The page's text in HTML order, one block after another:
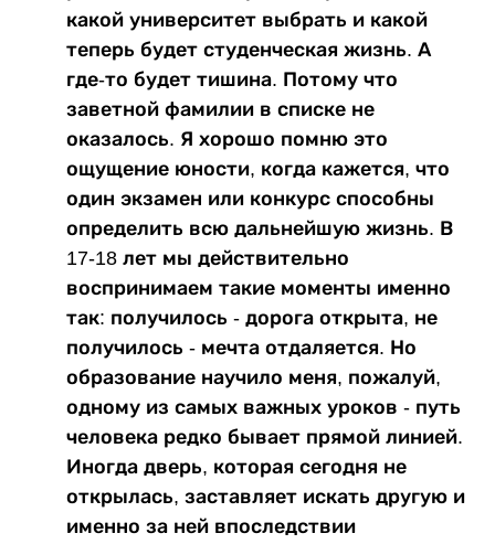
какой университет выбрать и какой
теперь будет студенческая жизнь. А
где-то будет тишина. Потому что
заветной фамилии в списке не
оказалось. Я хорошо помню это
ощущение юности, когда кажется, что
один экзамен или конкурс способны
определить всю дальнейшую жизнь. В
17-18 лет мы действительно
воспринимаем такие моменты именно
так: получилось - дорога открыта, не
получилось - мечта отдаляется. Но
образование научило меня, пожалуй,
одному из самых важных уроков - путь
человека редко бывает прямой линией.
Иногда дверь, которая сегодня не
открылась, заставляет искать другую и
именно за ней впоследствии